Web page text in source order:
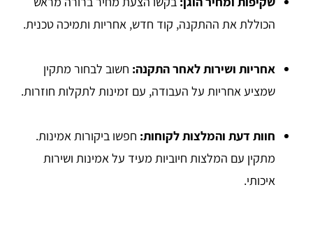
הכוללת את ההתקנה, קוד חדש, אחריות ותמיכה טכנית.
אחריות ושירות לאחר התקנה: חשוב לבחור מתקין
שמציע אחריות על העבודה, עם זמינות לתקלות חוזרות.
חוות דעת והמלצות לקוחות: חפשו ביקורות אמינות.
מתקין עם המלצות חיוביות מעיד על אמינות ושירות
איכותי.